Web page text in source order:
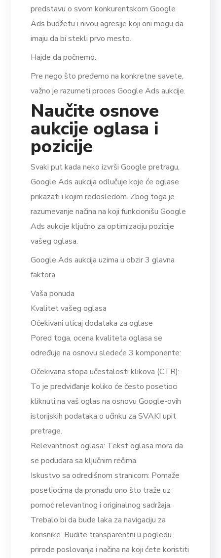
predstavu o svom konkurentskom Google
Ads budžetu i nivou agresije koji oni mogu da
imaju da bi stekli prvo mesto.
Hajde da počnemo.
Pre nego što pređemo na konkretne savete,
važno je razumeti proces Google Ads aukcije.
Naučite osnove
aukcije oglasa i
pozicije
Svaki put kada neko izvrši Google pretragu,
Google Ads aukcija odlučuje koje će oglase
prikazati i kojim redosledom. Zbog toga je
razumevanje načina na koji funkcionišu Google
Ads aukcije ključno za optimizaciju pozicije
vašeg oglasa.
Google Ads aukcija uzima u obzir 3 glavna
faktora
Vaša ponuda
Kvalitet vašeg oglasa
Očekivani uticaj dodataka za oglase
Pored toga, ocena kvaliteta oglasa se
određuje na osnovu sledeće 3 komponente:
Očekivana stopa učestalosti klikova (CTR):
To je predviđanje koliko će često posetioci
kliknuti na vaš oglas na osnovu Google-ovih
istorijskih podataka o učinku za SVAKI upit
pretrage.
Relevantnost oglasa: Tekst oglasa mora da
se podudara sa ključnim rečima.
Iskustvo sa odredišnom stranicom: Pomaže
posetiocima da pronađu ono što traže uz
pomoć relevantnog i originalnog sadržaja.
Trebalo bi da bude laka za navigaciju za
korisnike. Budite transparentni u pogledu
prirode poslovanja i načina na koji ćete koristiti